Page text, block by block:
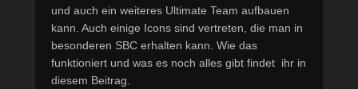
und auch ein weiteres Ultimate Team aufbauen
kann. Auch einige Icons sind vertreten, die man in
besonderen SBC erhalten kann. Wie das
funktioniert und was es noch alles gibt findet ihr in
diesem Beitrag.